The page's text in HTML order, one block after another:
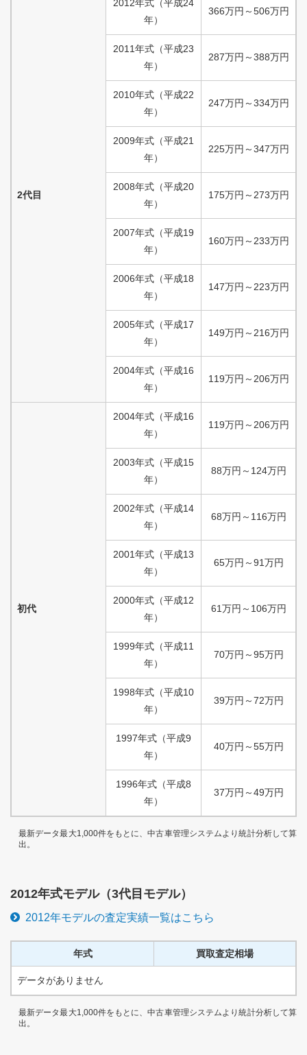
2代目
2012年式 （平成24
年）
366万円 ～506万円
2011年式 （平成23
年）
287万円 ～388万円
2010年式 （平成22
年）
247万円 ～334万円
2009年式 （平成21
年）
225万円 ～347万円
2008年式 （平成20
年）
175万円 ～ 273万円
2007年式 （平成19
年）
160万円 ～ 233万円
2006年式 （平成18
年）
147万円 ～ 223万円
2005年式 （平成17
年）
149万円 ～ 216万円
2004年式 （平成16
年）
119万円 ～ 206万円
初代
2004年式 （平成16
年）
119万円 ～ 206万円
2003年式 （平成15
年）
88万円 ～ 124万円
2002年式 （平成14
年）
68万円 ～ 116万円
2001年式 （平成13
年）
65万円 ～91万円
2000年式 （平成12
年）
61万円 ～ 106万円
1999年式 （平成11
年）
70万円 ～95万円
1998年式 （平成10
年）
39万円 ～72万円
1997年式 （平成9
年）
40万円 ～55万円
1996年式 （平成8
年）
37万円 ～49万円
最新データ最大1,000件をもとに、中古車管理システムより統計分析して算
出。
2012年式モデル（3代目 モデル）
2012年モデルの査定実績一覧はこちら
年式 買取査定相場
データがありません
最新データ最大1,000件をもとに、中古車管理システムより統計分析して算
出。